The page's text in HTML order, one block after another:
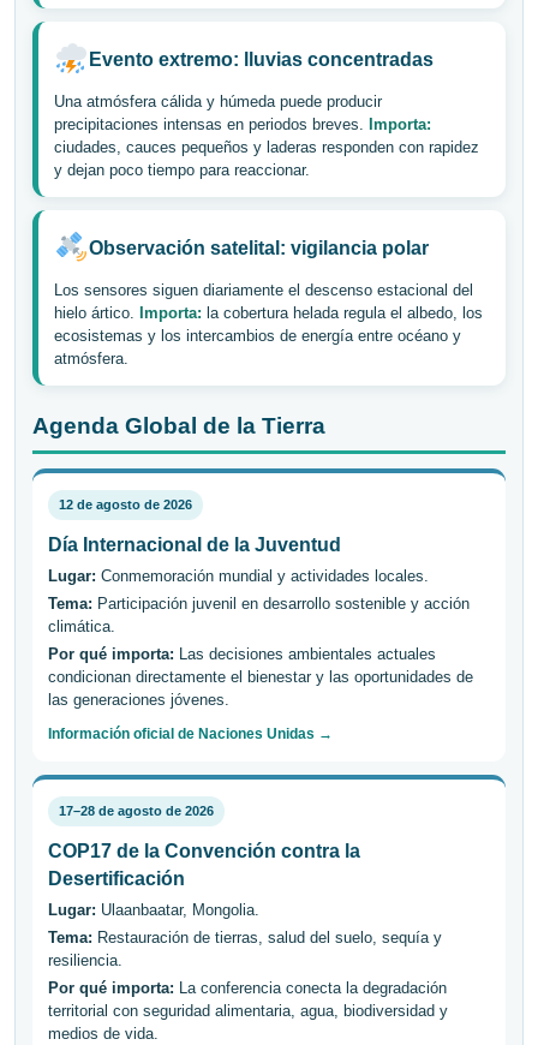
Evento extremo: lluvias concentradas
Una atmósfera cálida y húmeda puede producir
precipitaciones intensas en periodos breves. Importa:
ciudades, cauces pequeños y laderas responden con rapidez
y dejan poco tiempo para reaccionar.
Observación satelital: vigilancia polar
Los sensores siguen diariamente el descenso estacional del
hielo ártico. Importa: la cobertura helada regula el albedo, los
ecosistemas y los intercambios de energía entre océano y
atmósfera.
Agenda Global de la Tierra
12 de agosto de 2026
Día Internacional de la Juventud
Lugar: Conmemoración mundial y actividades locales.
Tema: Participación juvenil en desarrollo sostenible y acción
climática.
Por qué importa: Las decisiones ambientales actuales
condicionan directamente el bienestar y las oportunidades de
las generaciones jóvenes.
Información oficial de Naciones Unidas →
17–28 de agosto de 2026
COP17 de la Convención contra la
Desertificación
Lugar: Ulaanbaatar, Mongolia.
Tema: Restauración de tierras, salud del suelo, sequía y
resiliencia.
Por qué importa: La conferencia conecta la degradación
territorial con seguridad alimentaria, agua, biodiversidad y
medios de vida.